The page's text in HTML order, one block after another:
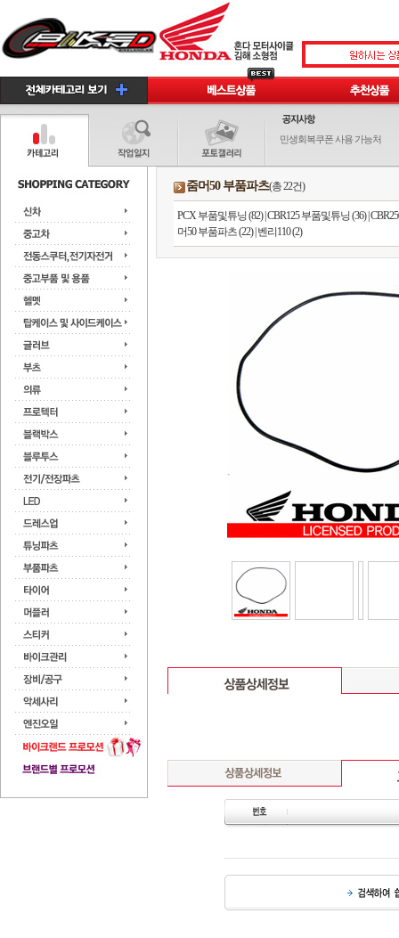
민생회복쿠폰 사용 가능처
줌머50 부품파츠(총 22건)
PCX 부품및튜닝 (82)|CBR125 부품및튜닝 (36)|
머50 부품파츠 (22)| 벤리110 (2)